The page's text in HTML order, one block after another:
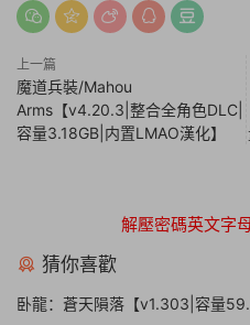
上一篇
魔道兵裝/Mahou
Arms【v4.20.3|整合全角色DLC|
容量3.18GB|内置LMAO漢化】
解壓密碼英文字
猜你喜歡
卧龍：蒼天隕落【v1.303|容量